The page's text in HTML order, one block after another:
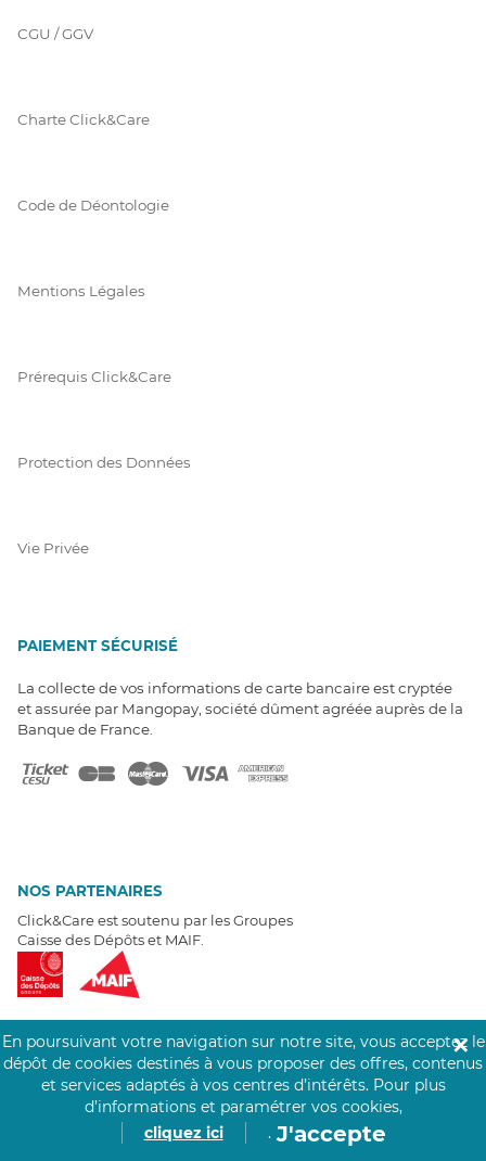
CGU / GGV
Charte Click&Care
Code de Déontologie
Mentions Légales
Prérequis Click&Care
Protection des Données
Vie Privée
PAIEMENT SÉCURISÉ
La collecte de vos informations de carte bancaire est cryptée
et assurée par Mangopay, société dûment agréée auprès de la
Banque de France.
NOS PARTENAIRES
Click&Care est soutenu par les Groupes
Caisse des Dépôts et MAIF.
EXPERTS À VOTRE ÉCOUTE
Un besoin de recrutement ? Click&Care vous accompagne par
Être rappelé aujourd'hui
En poursuivant votre navigation sur notre site, vous acceptez le
dépôt de cookies destinés à vous proposer des offres, contenus
et services adaptés à vos centres d’intérêts. Pour plus
d’informations et paramétrer vos cookies,
cliquez ici
. J'accepte
✕